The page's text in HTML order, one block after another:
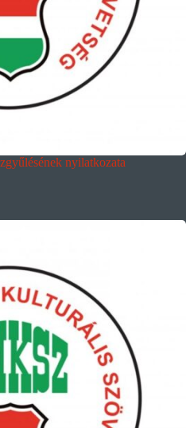
nyilatkozata